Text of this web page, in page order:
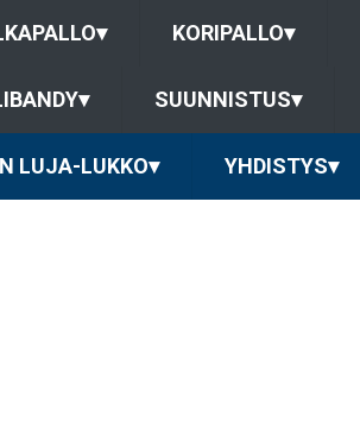
▾ KORIPALLO▾
▾ SUUNNISTUS▾
LUJA-LUKKO▾ YHDISTYS▾